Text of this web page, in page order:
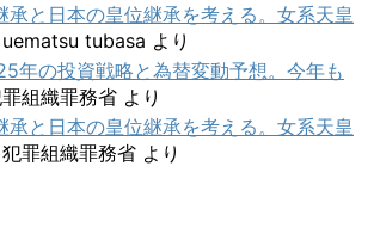
承と日本の皇位継承を考える。女系天皇
uematsu tubasa より
年の投資戦略と為替変動予想。今年も
組織罪務省 より
承と日本の皇位継承を考える。女系天皇
犯罪組織罪務省 より